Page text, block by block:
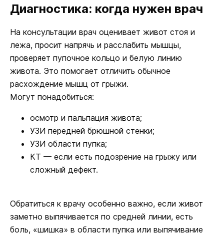
Диагностика: когда нужен врач
На консультации врач оценивает живот стоя и
лежа, просит напрячь и расслабить мышцы,
проверяет пупочное кольцо и белую линию
живота. Это помогает отличить обычное
расхождение мышц от грыжи.
Могут понадобиться:
осмотр и пальпация живота;
УЗИ передней брюшной стенки;
УЗИ области пупка;
КТ — если есть подозрение на грыжу или
сложный дефект.
Обратиться к врачу особенно важно, если живот
заметно выпячивается по средней линии, есть
боль, «шишка» в области пупка или выпячивание